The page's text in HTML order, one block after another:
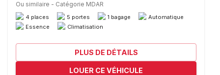
Ou similaire - Catégorie MDAR
4 places 5 portes 1 bagage
Automatique
Essence
Climatisation
PLUS DE DÉTAILS
LOUER CE VÉHICULE